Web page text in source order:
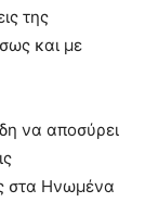
της
και με
να αποσύρει
στα Ηνωμένα